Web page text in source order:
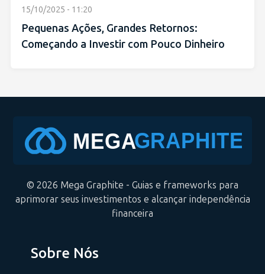
15/10/2025 - 11:20
Pequenas Ações, Grandes Retornos:
Começando a Investir com Pouco Dinheiro
© 2026 Mega Graphite - Guias e frameworks para
aprimorar seus investimentos e alcançar independência
financeira
Sobre Nós